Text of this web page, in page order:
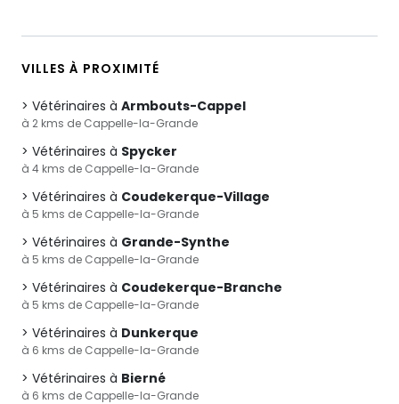
VILLES À PROXIMITÉ
Vétérinaires à Armbouts-Cappel
à 2 kms de Cappelle-la-Grande
Vétérinaires à Spycker
à 4 kms de Cappelle-la-Grande
Vétérinaires à Coudekerque-Village
à 5 kms de Cappelle-la-Grande
Vétérinaires à Grande-Synthe
à 5 kms de Cappelle-la-Grande
Vétérinaires à Coudekerque-Branche
à 5 kms de Cappelle-la-Grande
Vétérinaires à Dunkerque
à 6 kms de Cappelle-la-Grande
Vétérinaires à Bierné
à 6 kms de Cappelle-la-Grande